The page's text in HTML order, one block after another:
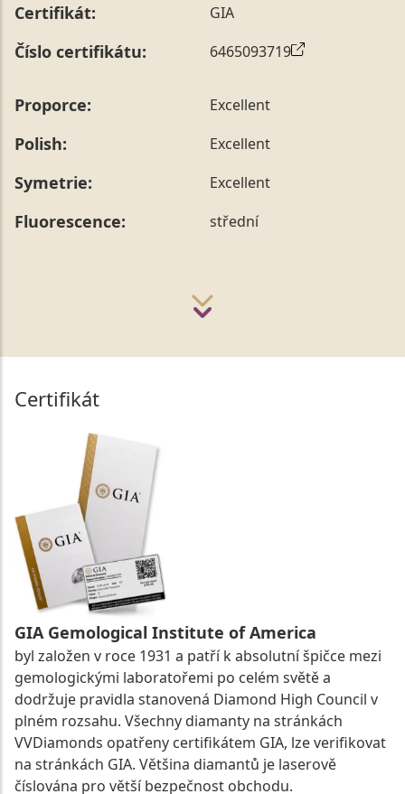
Certifikát: GIA
Číslo certifikátu: 6465093719
Proporce: Excellent
Polish: Excellent
Symetrie: Excellent
Fluorescence: střední
Certifikát
GIA Gemological Institute of America
byl založen v roce 1931 a patří k absolutní špičce mezi
gemologickými laboratořemi po celém světě a
dodržuje pravidla stanovená Diamond High Council v
plném rozsahu. Všechny diamanty na stránkách
VVDiamonds opatřeny certifikátem GIA, lze verifikovat
na stránkách GIA. Většina diamantů je laserově
číslována pro větší bezpečnost obchodu.